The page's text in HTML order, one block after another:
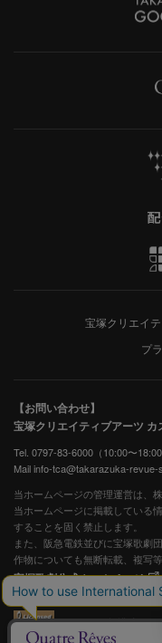
宝塚クリエイ
プ
【お問い合わせ】
宝塚クリエイティブアーツ
Tel. 0797-83-6000（10:00〜
Mail info-tca@takarazuka-revue-
当ホームページの管理運営は、
当ホームページに掲載している
することを固く禁止します。
また、阪急電鉄並びに宝塚歌劇
作物についても無断転載、複写等
宝塚歌劇公式ホームページ
JASRAC許諾番号：
JASRAC許諾番号：